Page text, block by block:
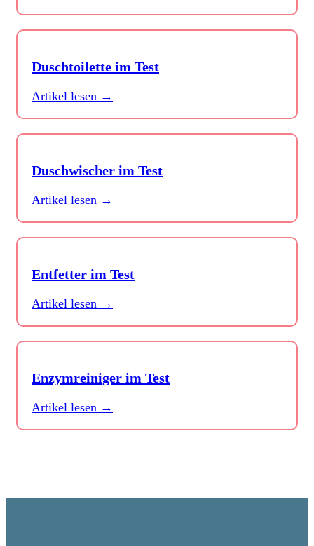
Duschtoilette im Test
Artikel lesen →
Duschwischer im Test
Artikel lesen →
Entfetter im Test
Artikel lesen →
Enzymreiniger im Test
Artikel lesen →